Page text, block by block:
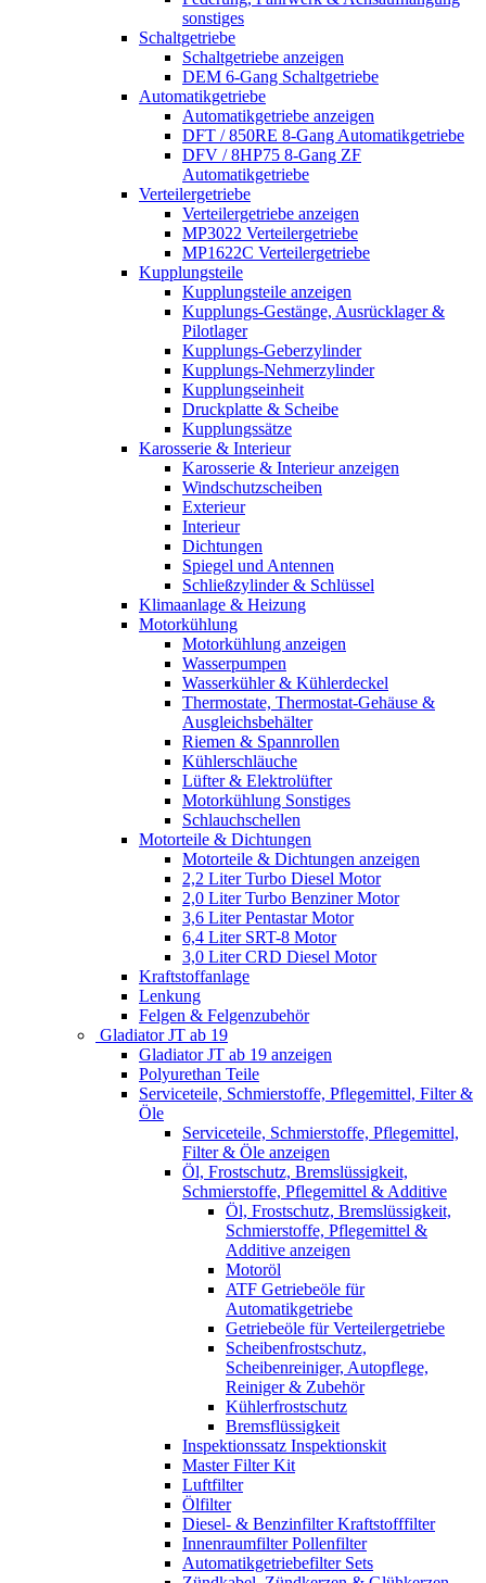
sonstiges
Schaltgetriebe
Schaltgetriebe anzeigen
DEM 6-Gang Schaltgetriebe
Automatikgetriebe
Automatikgetriebe anzeigen
DFT / 850RE 8-Gang Automatikgetriebe
DFV / 8HP75 8-Gang ZF
Automatikgetriebe
Verteilergetriebe
Verteilergetriebe anzeigen
MP3022 Verteilergetriebe
MP1622C Verteilergetriebe
Kupplungsteile
Kupplungsteile anzeigen
Kupplungs-Gestänge, Ausrücklager &
Pilotlager
Kupplungs-Geberzylinder
Kupplungs-Nehmerzylinder
Kupplungseinheit
Druckplatte & Scheibe
Kupplungssätze
Karosserie & Interieur
Karosserie & Interieur anzeigen
Windschutzscheiben
Exterieur
Interieur
Dichtungen
Spiegel und Antennen
Schließzylinder & Schlüssel
Klimaanlage & Heizung
Motorkühlung
Motorkühlung anzeigen
Wasserpumpen
Wasserkühler & Kühlerdeckel
Thermostate, Thermostat-Gehäuse &
Ausgleichsbehälter
Riemen & Spannrollen
Kühlerschläuche
Lüfter & Elektrolüfter
Motorkühlung Sonstiges
Schlauchschellen
Motorteile & Dichtungen
Motorteile & Dichtungen anzeigen
2,2 Liter Turbo Diesel Motor
2,0 Liter Turbo Benziner Motor
3,6 Liter Pentastar Motor
6,4 Liter SRT-8 Motor
3,0 Liter CRD Diesel Motor
Kraftstoffanlage
Lenkung
Felgen & Felgenzubehör
Gladiator JT ab 19
Gladiator JT ab 19 anzeigen
Polyurethan Teile
Serviceteile, Schmierstoffe, Pflegemittel, Filter &
Öle
Serviceteile, Schmierstoffe, Pflegemittel,
Filter & Öle anzeigen
Öl, Frostschutz, Bremslüssigkeit,
Schmierstoffe, Pflegemittel & Additive
Öl, Frostschutz, Bremslüssigkeit,
Schmierstoffe, Pflegemittel &
Additive anzeigen
Motoröl
ATF Getriebeöle für
Automatikgetriebe
Getriebeöle für Verteilergetriebe
Scheibenfrostschutz,
Scheibenreiniger, Autopflege,
Reiniger & Zubehör
Kühlerfrostschutz
Bremsflüssigkeit
Inspektionssatz Inspektionskit
Master Filter Kit
Luftfilter
Ölfilter
Diesel- & Benzinfilter Kraftstofffilter
Innenraumfilter Pollenfilter
Automatikgetriebefilter Sets